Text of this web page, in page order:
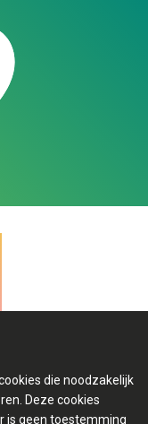
die noodzakelijk
Deze cookies
is geen toestemming